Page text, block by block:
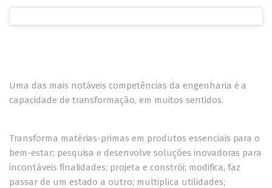
Uma das mais notáveis competências da engenharia é a
capacidade de transformação, em muitos sentidos.
Transforma matérias-primas em produtos essenciais para o
bem-estar; pesquisa e desenvolve soluções inovadoras para
incontáveis finalidades; projeta e constrói; modifica, faz
passar de um estado a outro; multiplica utilidades;